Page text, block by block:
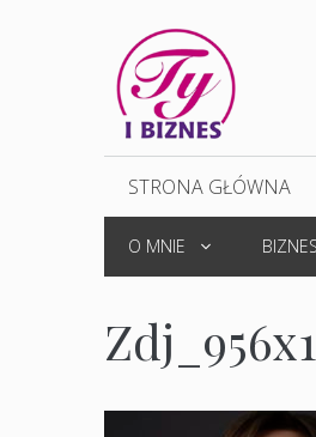
STRONA GŁÓWNA
O MNIE BIZNES